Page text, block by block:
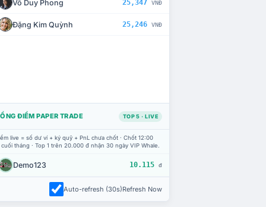
Võ Duy Phong 25,347 VNĐ
Đặng Kim Quỳnh 25,246 VNĐ
ĐIỂM PAPER TRADE TOP 5 · LIVE
live = số dư ví + ký quỹ + PnL chưa chốt · Chốt 12:00
tháng · Top 1 trên 20.000 đ nhận 30 ngày VIP Whale.
Demo123 10.115 đ
Auto-refresh (30s)Refresh Now